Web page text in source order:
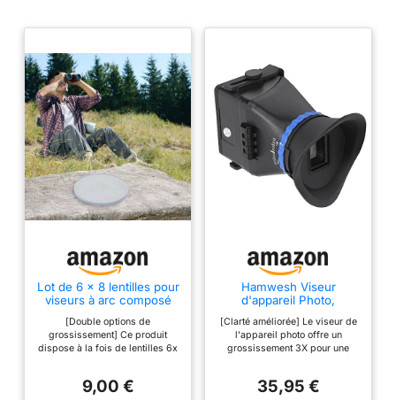
Lot de 6 x 8 lentilles pour
viseurs à arc composé
en résine 45 mm de
diamètre pour un
visionnage précis de la
distance (AV41 8X)
[Double options de
grossissement] Ce produit
dispose à la fois de lentilles 6x
amélioration. Construction en
9,00 €
Hamwesh Viseur
d'appareil Photo,
Grossissement 3X,
Loupe de Viseur LCD, de
3,2 Pouces avec Lentille
en Verre Optique
œilleton en Caoutchouc
pour Appareils Photo à
[Clarté améliorée] Le viseur de
l'appareil photo offre un
grossissement 3X pour une
précise des détails pendant la
35,95 €